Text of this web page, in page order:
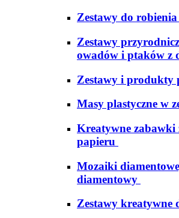
Zestawy do robienia
Zestawy
owadów i ptaków z
Zestawy i produkty
Masy plastyczne w
Kreatywne zabawki
papieru
Mozaiki
diamentowy
Zestawy kreatywne